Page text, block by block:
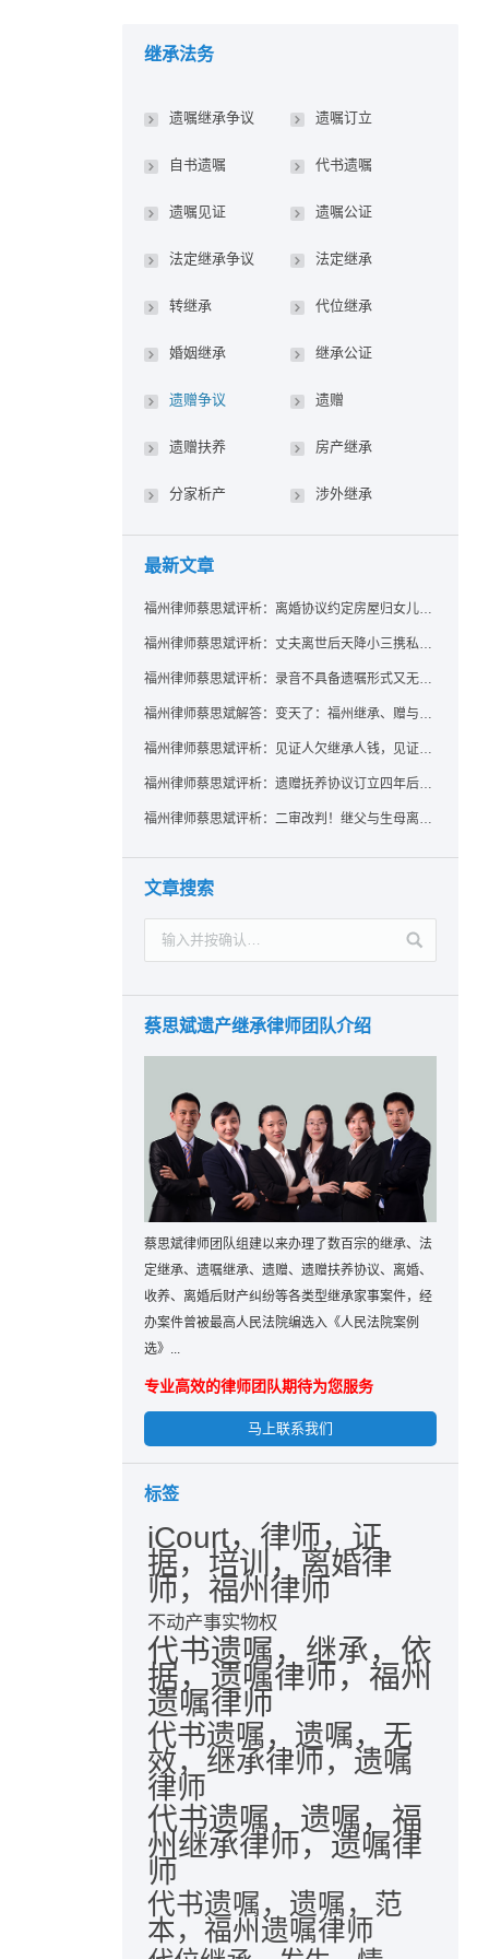
继承法务
遗嘱继承争议 遗嘱订立
自书遗嘱 代书遗嘱
遗嘱见证 遗嘱公证
法定继承争议 法定继承
转继承 代位继承
婚姻继承 继承公证
遗赠争议 遗赠
遗赠扶养 房产继承
分家析产 涉外继承
最新文章
福州律师蔡思斌评析：离婚协议约定房屋归女儿所有，父亲去世后继母能否拒绝过户？
福州律师蔡思斌评析：丈夫离世后天降小三携私生子争遗产，法院正义判决保住原配80%份额！
福州律师蔡思斌评析：录音不具备遗嘱形式又无法证明赠与意愿——法院：按法定继承处理
福州律师蔡思斌解答：变天了：福州继承、赠与房产转让要收20%个税？福州国税官方回复来了！
福州律师蔡思斌评析：见证人欠继承人钱，见证遗嘱还有效吗？
福州律师蔡思斌评析：遗赠抚养协议订立四年后丧失民事行为能力，协议有效吗？
福州律师蔡思斌评析：二审改判！继父与生母离婚后，曾受其抚养的继子女是否仍享有继承权？
文章搜索
蔡思斌遗产继承律师团队介绍
蔡思斌律师团队组建以来办理了数百宗的继承、法
定继承、遗嘱继承、遗赠、遗赠扶养协议、离婚、
收养、离婚后财产纠纷等各类型继承家事案件，经
办案件曾被最高人民法院编选入《人民法院案例
选》...
专业高效的律师团队期待为您服务
马上联系我们
标签
iCourt，律师，证
据，培训，离婚律
师，福州律师
不动产事实物权
代书遗嘱，继承，依
据，遗嘱律师，福州
遗嘱律师
代书遗嘱，遗嘱，无
效，继承律师，遗嘱
律师
代书遗嘱，遗嘱，福
州继承律师，遗嘱律
师
代书遗嘱，遗嘱，范
本，福州遗嘱律师